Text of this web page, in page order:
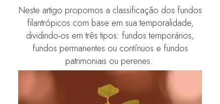
Neste artigo propomos a classificação dos fundos
filantrópicos com base em sua temporalidade,
dividindo-os em três tipos: fundos temporários,
fundos permanentes ou contínuos e fundos
patrimoniais ou perenes.